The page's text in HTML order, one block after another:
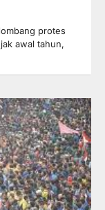
protes
awal tahun,